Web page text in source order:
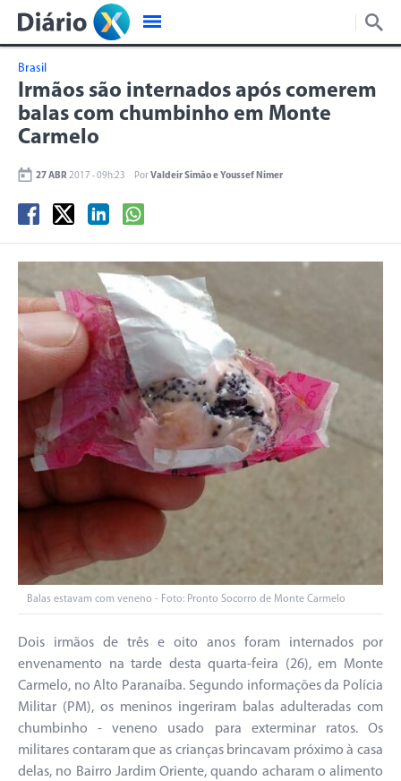
Brasil
Irmãos são internados após comerem
balas com chumbinho em Monte
Carmelo
27 ABR 2017 - 09h:23 PorValdeir Simão e Youssef Nimer
Balas estavam com veneno - Foto: Pronto Socorro de Monte Carmelo
Dois irmãos de três e oito anos foram internados por
envenamento na tarde desta quarta-feira (26), em Monte
Carmelo, no Alto Paranaíba. Segundo informações da Polícia
Militar (PM), os meninos ingeriram balas adulteradas com
chumbinho - veneno usado para exterminar ratos. Os
militares contaram que as crianças brincavam próximo à casa
delas, no Bairro Jardim Oriente, quando acharam o alimento